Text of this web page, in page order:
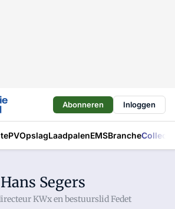
Abonneren Inloggen
PVOpslagLaadpalenEMSBranche
Hans Segers
KWx en bestuurslid Fedet